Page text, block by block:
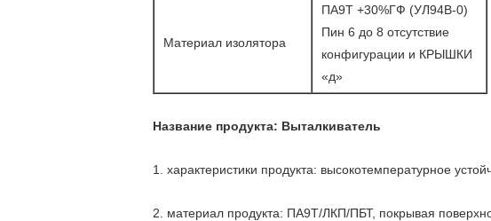
Материал изолятора
ПА9Т +30%ГФ (УЛ94В-0)
Пин 6 до 8 отсутствие
конфигурации и КРЫШКИ
«д»
Название продукта: Выталкиватель
1. характеристики продукта: высокотемпературное
2. материал продукта: ПА9Т/ЛКП/ПБТ, покрывая